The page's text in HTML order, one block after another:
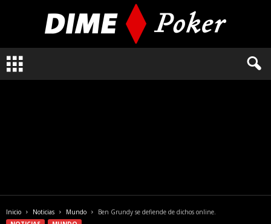
q
t
Inicio Noticias Mundo
Ben Grundy se defiende de dichos online.